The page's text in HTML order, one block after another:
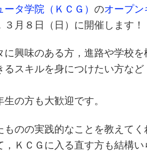
ータ学院（ＫＣＧ）のオープ
３月８日（日）に開催します！
に興味のある方，進路や学校
るスキルを身につけたい方な
の方も大歓迎です。
ものの実践的なことを教えて
，ＫＣＧに入る直す方も結構